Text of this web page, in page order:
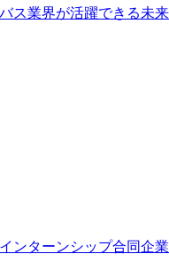
ス業界が活躍できる未
ンターンシップ合同企